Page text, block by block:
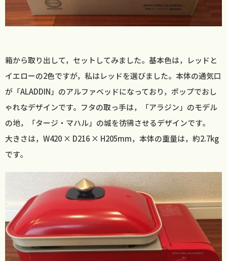
箱から取り出して，セットしてみました。基本色は，レッドと
イエローの2色ですが，私はレッドを選びました。本体の通気口
が「ALADDIN」のアルファベッドになっており，ポップでおし
ゃれなデザインです。フタの取っ手は，「アラジン」のモデル
の地，「タージ・マハル」の城を彷彿させるデザインです。
大きさは，W420 × D216 × H205mm，本体の重量は，約2.7kg
です。